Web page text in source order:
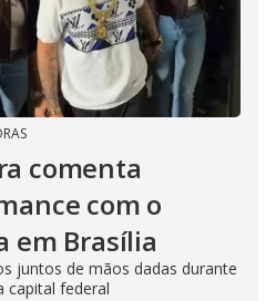
comenta
com o
em Brasília
juntos de mãos dadas durante
capital federal